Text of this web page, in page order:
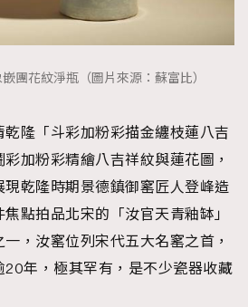
團花紋淨瓶（圖片來源：蘇富比）
隆「斗彩加粉彩描金纏枝蓮八吉
加粉彩精繪八吉祥紋與蓮花圖，
乾隆時期景德鎮御窰匠人登峰造
點拍品北宋的「汝官天青釉缽」
，汝窰位列宋代五大名窰之首，
年，極其罕有，是不少瓷器收藏